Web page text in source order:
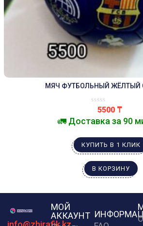
МЯЧ ФУТБОЛЬНЫЙ ЖЁЛТЫЙ
5500 ₸
🚛 Доставка за 90
КУПИТЬ В 1 КЛИК
В КОРЗИНУ
МОЙ
АККАУНТ
О